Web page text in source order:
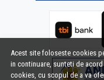
Acest site foloseste cookies
in continuare, sunteti de
cookies, cu scopul de a va